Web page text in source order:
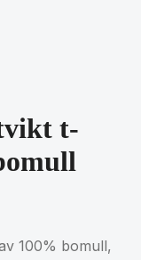
t-
100% bomull,